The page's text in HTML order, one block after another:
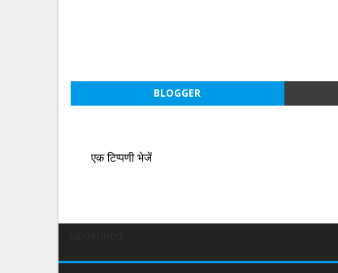
BLOGGER
एक टिप्पणी भेजें